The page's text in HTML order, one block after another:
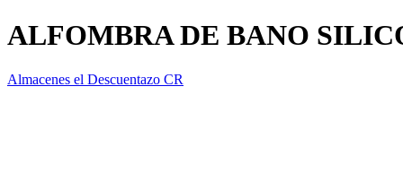
ALFOMBRA DE BANO
Almacenes el Descuentazo CR